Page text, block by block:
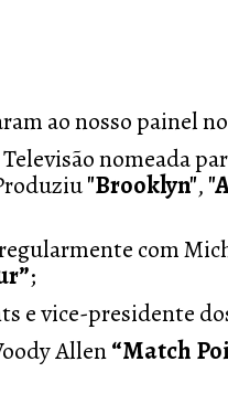
ao nosso painel
nomeada
"Brooklyn",
com
;
e vice-presidente
Allen“Match